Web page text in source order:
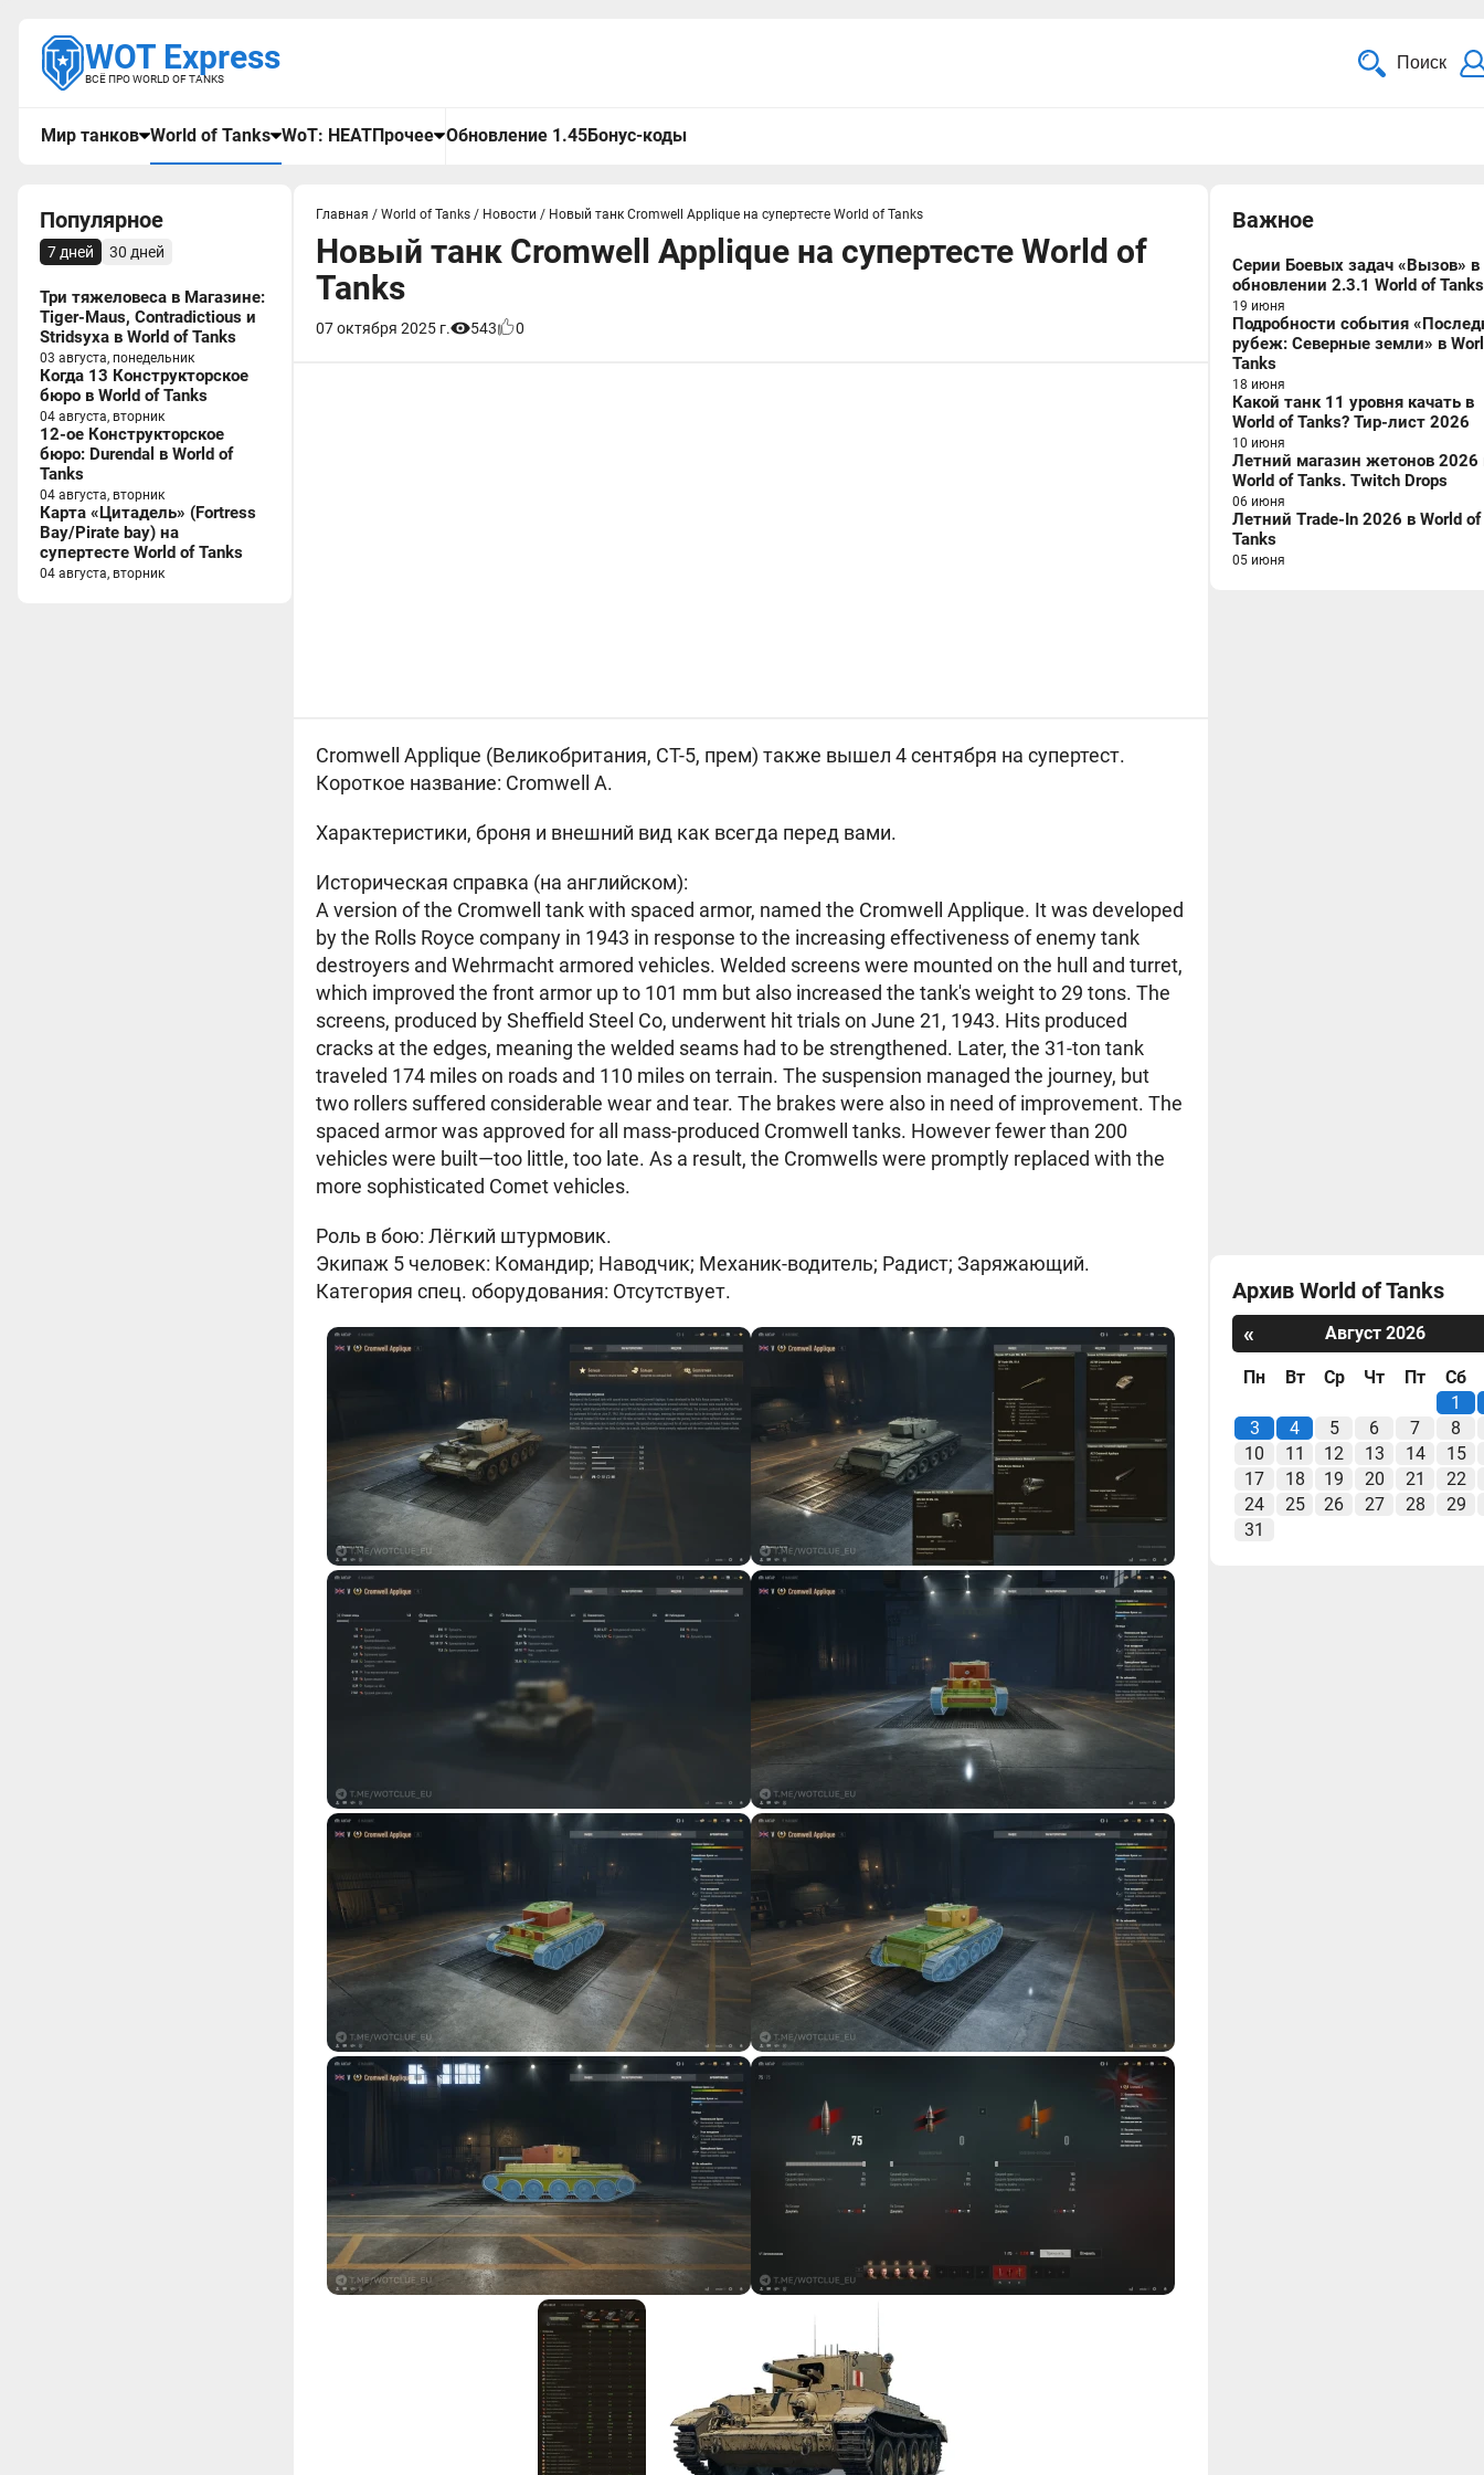
WOT Express
ВСЁ ПРО WORLD OF TANKS
Поиск
Мир танков World of Tanks WoT: HEATПрочее Обновление 1.45Бонус-коды
Популярное
7 дней 30 дней
Три тяжеловеса в Магазине:
Tiger-Maus, Contradictious и
Stridsyxa в World of Tanks
03 августа, понедельник
Когда 13 Конструкторское
бюро в World of Tanks
04 августа, вторник
12-ое Конструкторское
бюро: Durendal в World of
Tanks
04 августа, вторник
Карта «Цитадель» (Fortress
Bay/Pirate bay) на
супертесте World of Tanks
04 августа, вторник
Главная / World of Tanks / Новости / Новый танк Cromwell Applique на супертесте World of Tanks
Новый танк Cromwell Applique на супертесте World of
Tanks
07 октября 2025 г. 543 0
Cromwell Applique (Великобритания, СТ-5, прем) также вышел 4 сентября на супертест.
Короткое название: Cromwell A.
Характеристики, броня и внешний вид как всегда перед вами.
Историческая справка (на английском):
A version of the Cromwell tank with spaced armor, named the Cromwell Applique. It was developed
by the Rolls Royce company in 1943 in response to the increasing effectiveness of enemy tank
destroyers and Wehrmacht armored vehicles. Welded screens were mounted on the hull and turret,
which improved the front armor up to 101 mm but also increased the tank's weight to 29 tons. The
screens, produced by Sheffield Steel Co, underwent hit trials on June 21, 1943. Hits produced
cracks at the edges, meaning the welded seams had to be strengthened. Later, the 31-ton tank
traveled 174 miles on roads and 110 miles on terrain. The suspension managed the journey, but
two rollers suffered considerable wear and tear. The brakes were also in need of improvement. The
spaced armor was approved for all mass-produced Cromwell tanks. However fewer than 200
vehicles were built—too little, too late. As a result, the Cromwells were promptly replaced with the
more sophisticated Comet vehicles.
Роль в бою: Лёгкий штурмовик.
Экипаж 5 человек: Командир; Наводчик; Механик-водитель; Радист; Заряжающий.
Категория спец. оборудования: Отсутствует.
Важное
Серии Боевых задач «Вызов» в
обновлении 2.3.1 World of Tanks
19 июня
Подробности события
рубеж: Северные земли» в
Tanks
18 июня
Какой танк 11 уровня качать в
World of Tanks? Тир-лист 2026
10 июня
Летний магазин жетонов 2026
World of Tanks. Twitch Drops
06 июня
Летний Trade-In 2026 в World of
Tanks
05 июня
Архив World of Tanks
«
Август 2026
Пн Вт Ср Чт Пт
Сб
1
3
4 5 6 7
8
10
11 12 13 14
15
17
18 19 20 21
22
24
25 26 27 28
29
31